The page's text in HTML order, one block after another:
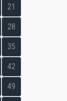
21
28
35
42
49